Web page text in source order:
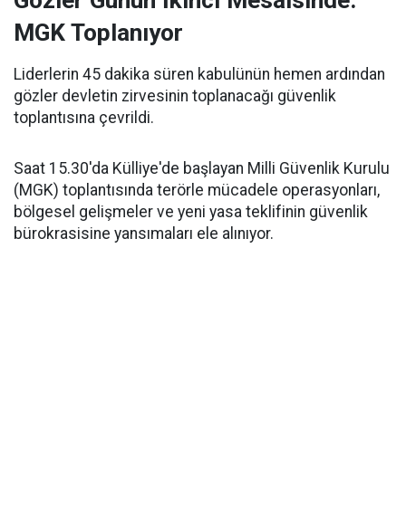
MGK Toplanıyor
Liderlerin 45 dakika süren kabulünün hemen ardından
gözler devletin zirvesinin toplanacağı güvenlik
toplantısına çevrildi.
Saat 15.30'da Külliye'de başlayan Milli Güvenlik Kurulu
(MGK) toplantısında terörle mücadele operasyonları,
bölgesel gelişmeler ve yeni yasa teklifinin güvenlik
bürokrasisine yansımaları ele alınıyor.